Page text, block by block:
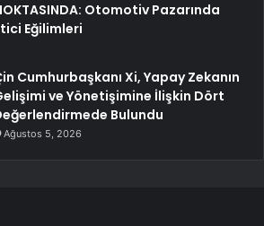
Otomotiv Pazarında
Eğilimleri
Cumhurbaşkanı Xi, Yapay Zekanın
ve Yönetişimine İlişkin Dört
Bulundu
Ağustos 5, 2026